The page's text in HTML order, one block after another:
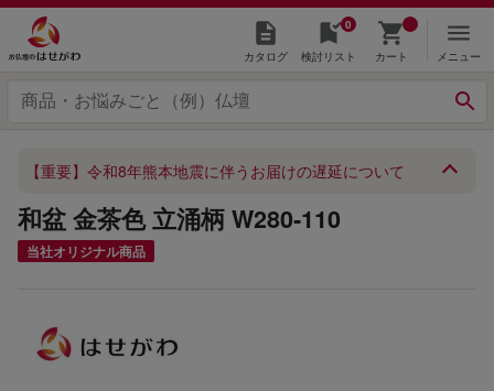
カタログ
0
検討リスト カート メニュー
【重要】令和8年熊本地震に伴うお届けの遅延について
和盆 金茶色 立涌柄 W280‐110
当社オリジナル商品